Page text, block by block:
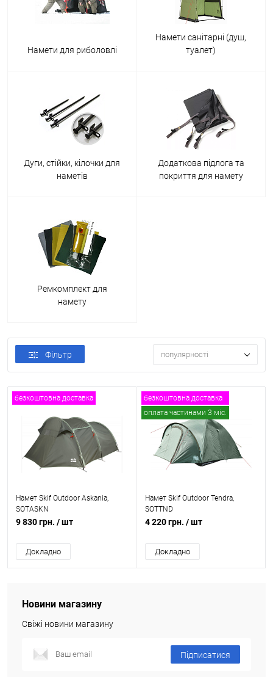
Намети для риболовлі
Намети санітарні (душ,
туалет)
Дуги, стійки, кілочки для
наметів
Додаткова підлога та
покриття для намету
Ремкомплект для
намету
Фільтр популярності
безкоштовна доставка
Намет Skif Outdoor Askania,
SOTASKN
9 830 грн. / шт
Докладно
безкоштовна доставка
оплата частинами 3 міс.
Намет Skif Outdoor Tendra,
SOTTND
4 220 грн. / шт
Докладно
Новини магазину
Свіжі новини магазину
Підписатися